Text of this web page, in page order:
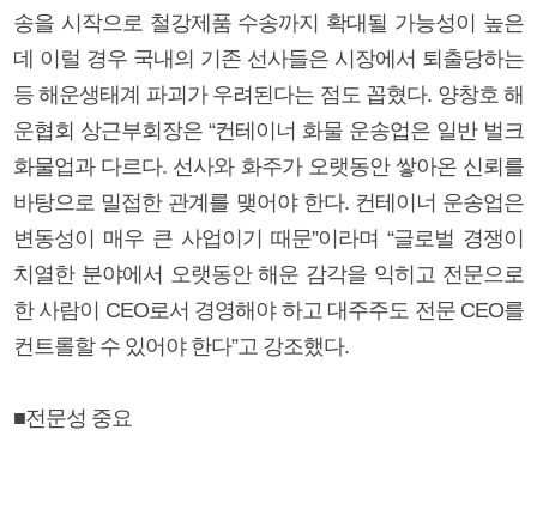
송을 시작으로 철강제품 수송까지 확대될 가능성이 높은
데 이럴 경우 국내의 기존 선사들은 시장에서 퇴출당하는
등 해운생태계 파괴가 우려된다는 점도 꼽혔다. 양창호 해
운협회 상근부회장은 “컨테이너 화물 운송업은 일반 벌크
화물업과 다르다. 선사와 화주가 오랫동안 쌓아온 신뢰를
바탕으로 밀접한 관계를 맺어야 한다. 컨테이너 운송업은
변동성이 매우 큰 사업이기 때문”이라며 “글로벌 경쟁이
치열한 분야에서 오랫동안 해운 감각을 익히고 전문으로
한 사람이 CEO로서 경영해야 하고 대주주도 전문 CEO를
컨트롤할 수 있어야 한다”고 강조했다.
■전문성 중요